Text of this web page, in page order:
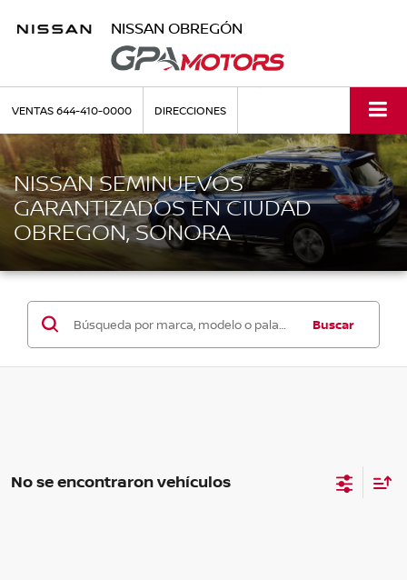
NISSAN OBREGÓN
VENTAS644-410-0000 DIRECCIONES
NISSAN SEMINUEVOS
GARANTIZADOS EN CIUDAD
OBREGON, SONORA
Buscar
No se encontraron vehículos